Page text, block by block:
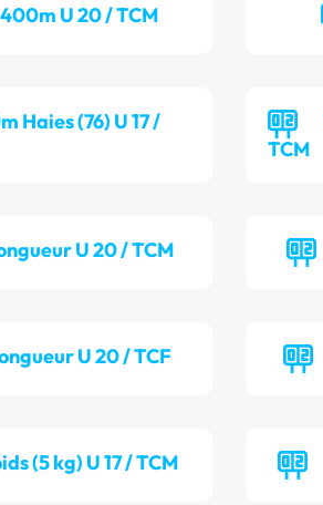
400m U 20 / TCM
Haies (76) U 17 /
TCM
U 20 / TCM
U 20 / TCF
(5 kg) U 17 / TCM